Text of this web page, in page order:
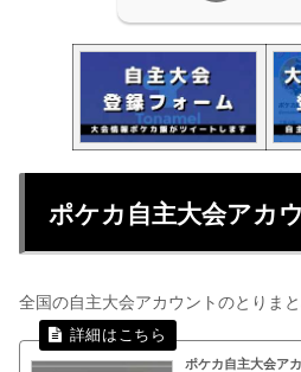
ポケカ自主大会アカ
全国の自主大会アカウントのとりま
ポケカ自主大会ア